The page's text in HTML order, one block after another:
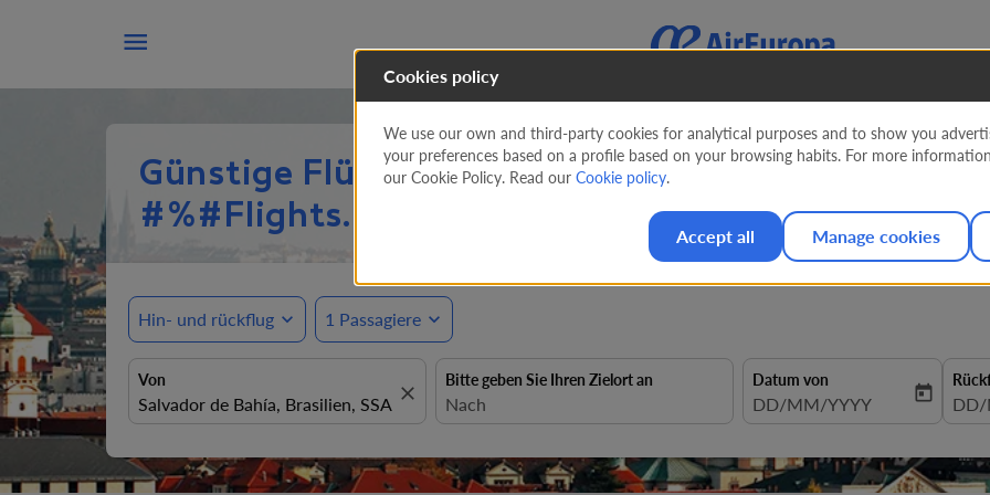

Günstige Flüge ab Salvador nach Tschechien ab
#%#Flights.FromLowestPrice#%#
Hin- und rückflug expand_more 1 Passagiere expand_more
Von
close
Bitte geben Sie Ihren Zielort an Datum von
fc-booking-departure-date-
DD/MM/YYYY today fc-
DD/
Cookies policy
We use our own and third-party cookies for analytical purposes and to show you
your preferences based on a profile based on your browsing habits. For more
our Cookie Policy. Read our Cookie policy.
Accept all Manage cookies